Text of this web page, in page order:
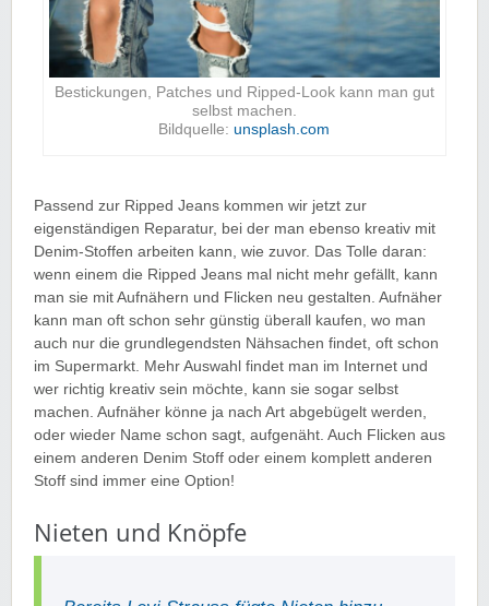
Bestickungen, Patches und Ripped-Look kann man gut
selbst machen.
Bildquelle:unsplash.com
Passend zur Ripped Jeans kommen wir jetzt zur
eigenständigen Reparatur, bei der man ebenso kreativ mit
Denim-Stoffen arbeiten kann, wie zuvor. Das Tolle daran:
wenn einem die Ripped Jeans mal nicht mehr gefällt, kann
man sie mit Aufnähern und Flicken neu gestalten. Aufnäher
kann man oft schon sehr günstig überall kaufen, wo man
auch nur die grundlegendsten Nähsachen findet, oft schon
im Supermarkt. Mehr Auswahl findet man im Internet und
wer richtig kreativ sein möchte, kann sie sogar selbst
machen. Aufnäher könne ja nach Art abgebügelt werden,
oder wieder Name schon sagt, aufgenäht. Auch Flicken aus
einem anderen Denim Stoff oder einem komplett anderen
Stoff sind immer eine Option!
Nieten und Knöpfe